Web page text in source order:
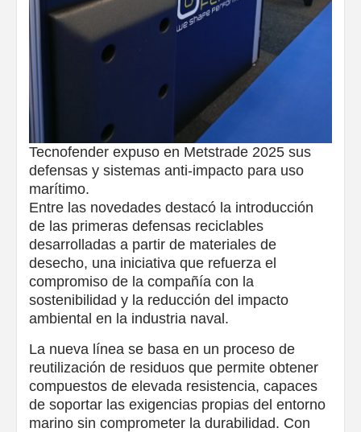
Tecnofender expuso en Metstrade 2025 sus
defensas y sistemas anti-impacto para uso
marítimo.
Entre las novedades destacó la introducción
de las primeras defensas reciclables
desarrolladas a partir de materiales de
desecho, una iniciativa que refuerza el
compromiso de la compañía con la
sostenibilidad y la reducción del impacto
ambiental en la industria naval.
La nueva línea se basa en un proceso de
reutilización de residuos que permite obtener
compuestos de elevada resistencia, capaces
de soportar las exigencias propias del entorno
marino sin comprometer la durabilidad. Con